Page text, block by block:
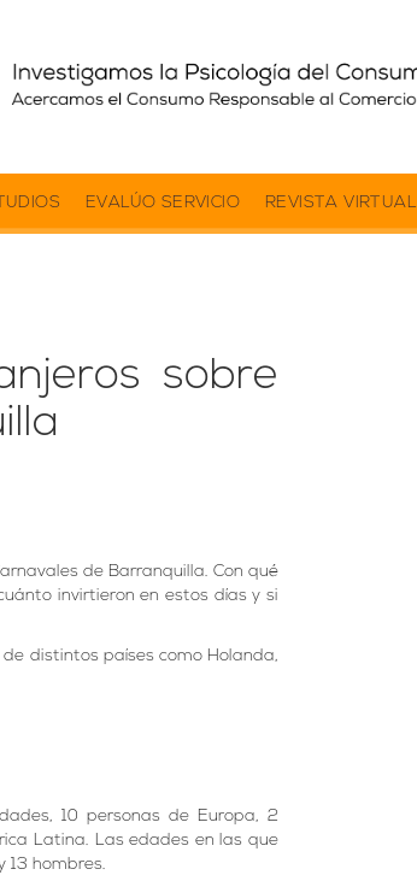
EVALÚO SERVICIO REVISTA VIRTUAL
sobre
de Barranquilla. Con qué
invirtieron en estos días y si
distintos países como Holanda,
10 personas de Europa, 2
Latina. Las edades en las que
13 hombres.